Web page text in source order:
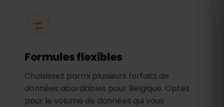
Formules flexibles
Choisissez parmi plusieurs forfaits de
données abordables pour Belgique. Optez
pour le volume de données qui vous